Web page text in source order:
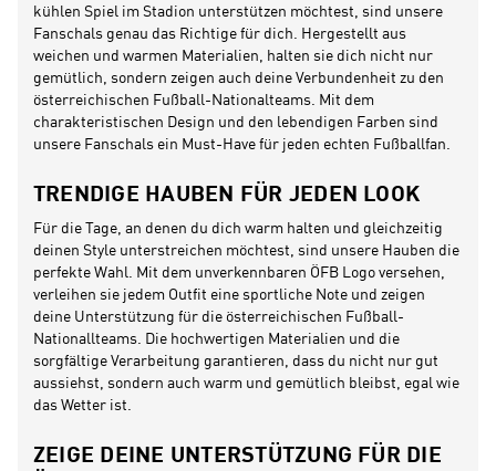
kühlen Spiel im Stadion unterstützen möchtest, sind unsere
Fanschals genau das Richtige für dich. Hergestellt aus
weichen und warmen Materialien, halten sie dich nicht nur
gemütlich, sondern zeigen auch deine Verbundenheit zu den
österreichischen Fußball-Nationalteams. Mit dem
charakteristischen Design und den lebendigen Farben sind
unsere Fanschals ein Must-Have für jeden echten Fußballfan.
TRENDIGE HAUBEN FÜR JEDEN LOOK
Für die Tage, an denen du dich warm halten und gleichzeitig
deinen Style unterstreichen möchtest, sind unsere Hauben die
perfekte Wahl. Mit dem unverkennbaren ÖFB Logo versehen,
verleihen sie jedem Outfit eine sportliche Note und zeigen
deine Unterstützung für die österreichischen Fußball-
Nationallteams. Die hochwertigen Materialien und die
sorgfältige Verarbeitung garantieren, dass du nicht nur gut
aussiehst, sondern auch warm und gemütlich bleibst, egal wie
das Wetter ist.
ZEIGE DEINE UNTERSTÜTZUNG FÜR DIE